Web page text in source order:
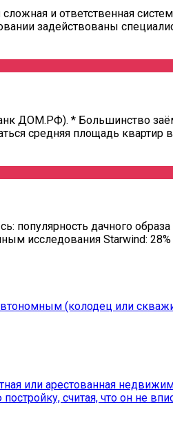
и ответственная
задействованы
ДОМ.РФ). * Большинство
средняя площадь квартир в
популярность дачного
исследования Starwind:
(колодец или
или арестованная
считая, что он не